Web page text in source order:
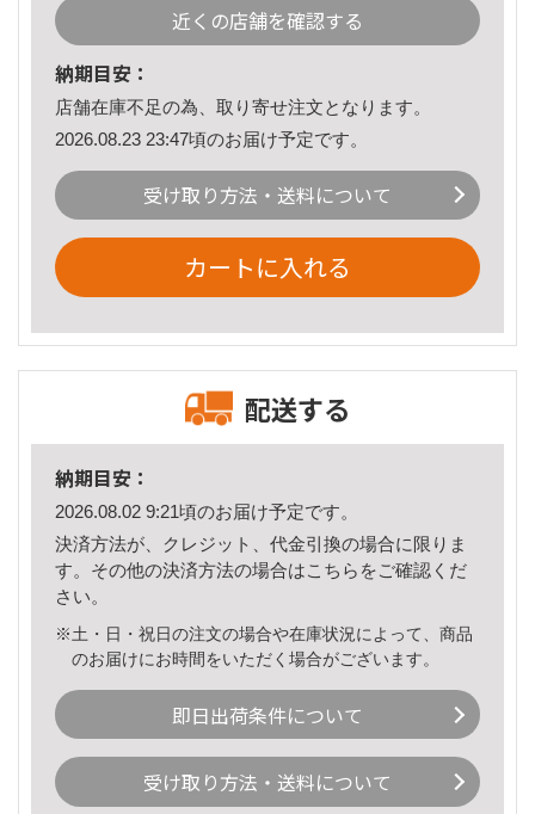
近くの店舗を確認する
納期目安：
店舗在庫不足の為、取り寄せ注文となります。
2026.08.23 23:47頃のお届け予定です。
受け取り方法・送料について
カートに入れる
配送する
納期目安：
2026.08.02 9:21頃のお届け予定です。
決済方法が、クレジット、代金引換の場合に限りま
す。その他の決済方法の場合はこちら をご確認くだ
さい。
※土・日・祝日の注文の場合や在庫状況によって、商品
のお届けにお時間をいただく場合がございます。
即日出荷条件について
受け取り方法・送料について